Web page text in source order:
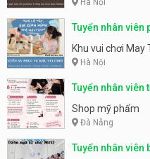
Tuyển nhân viên
động
Khu vui chơi May
Hà Nội
Tuyển nhân viên
Shop mỹ phẩm
Đà Nẵng
Tuyển nhân viên